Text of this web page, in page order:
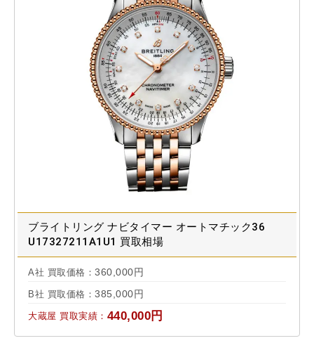
ブライトリング ナビタイマー オートマチック36
U17327211A1U1 買取相場
A社 買取価格： 360,000円
B社 買取価格： 385,000円
大蔵屋 買取実績： 440,000円